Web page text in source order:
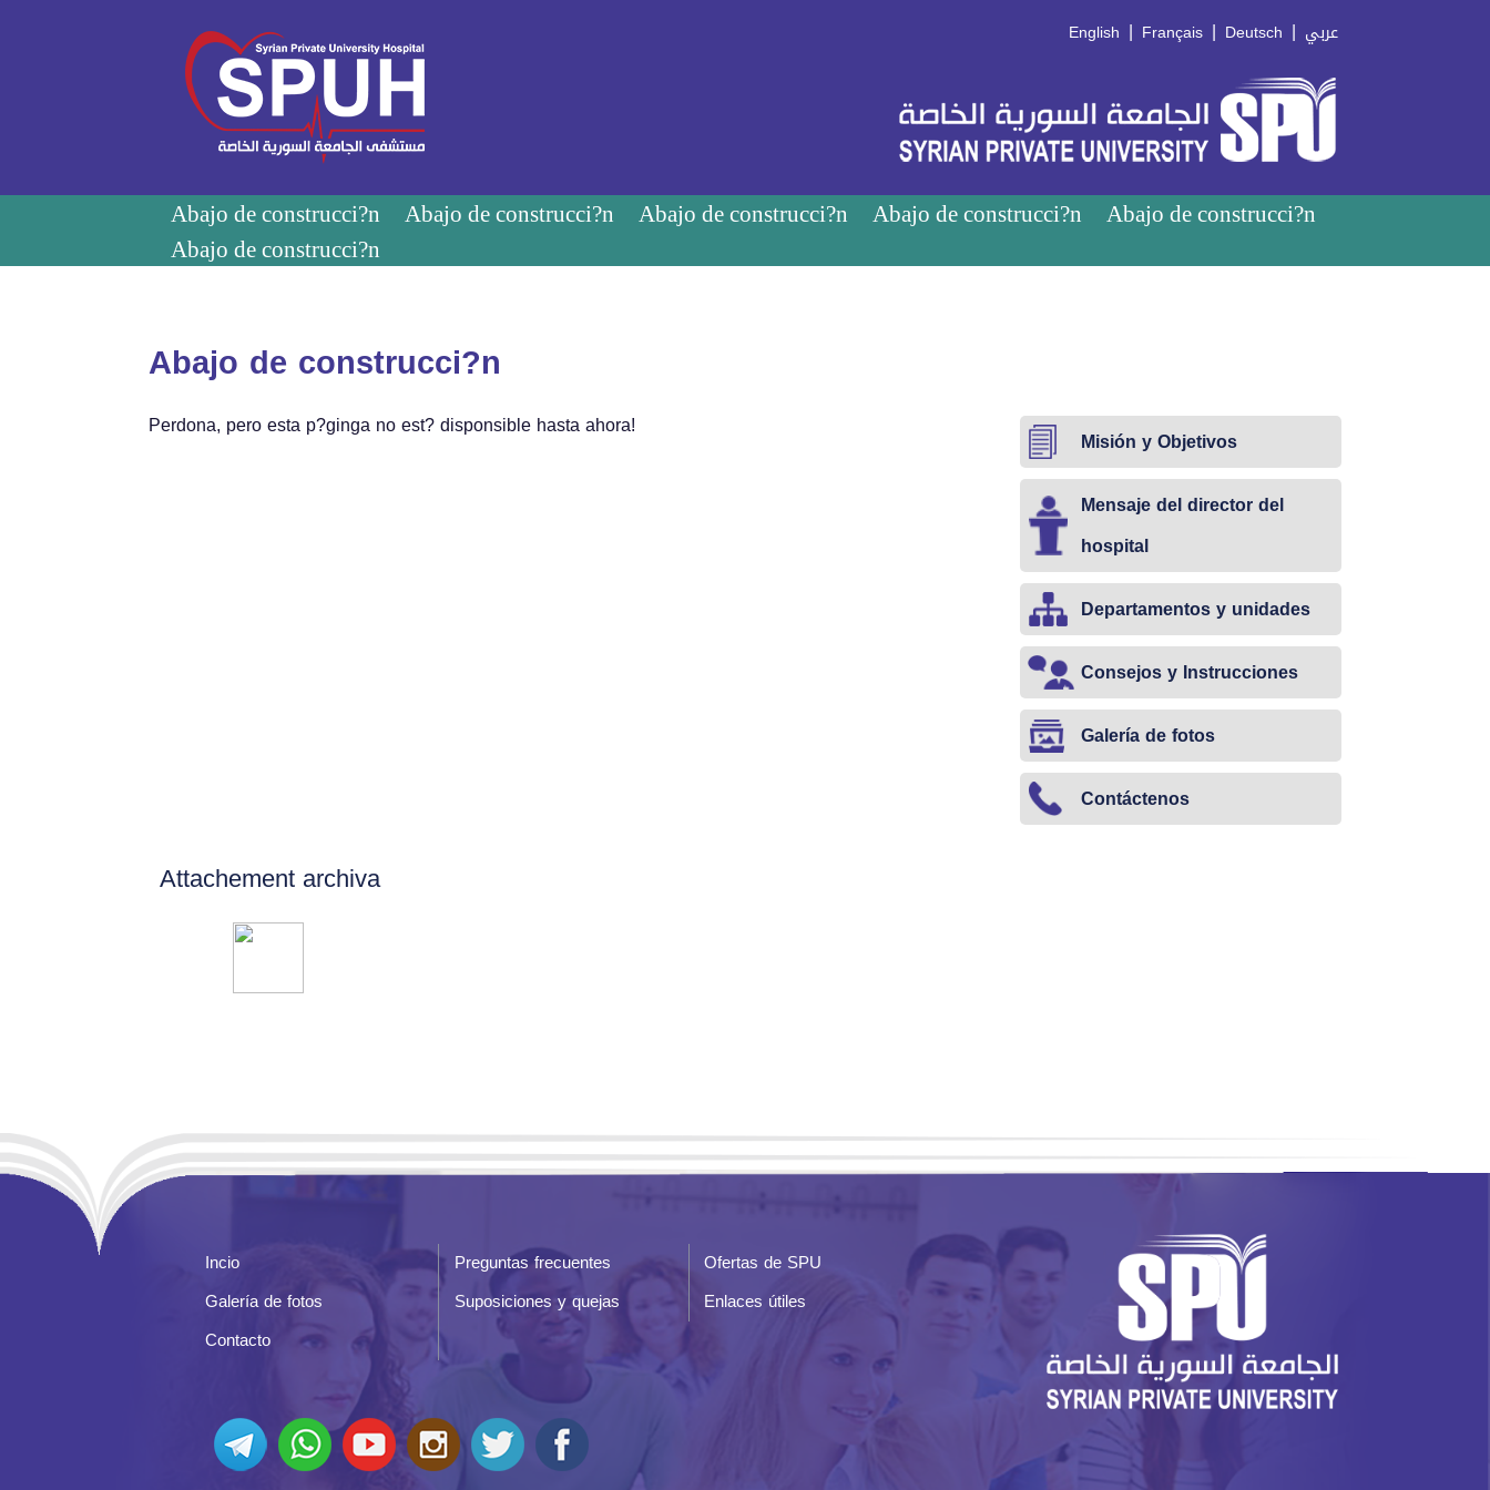
English | Français | Deutsch | عربي
Abajo de construcci?n Abajo de construcci?n Abajo de construcci?n Abajo de construcci?n
Abajo de construcci?n
Abajo de construcci?n
Abajo de construcci?n
Misión y Objetivos
Mensaje del director del
hospital
Departamentos y unidades
Consejos y Instrucciones
Galería de fotos
Contáctenos
Perdona, pero esta p?ginga no est? disponsible hasta ahora!
Attachement archiva
Incio Preguntas frecuentes
Ofertas de SPU
Galería de fotos
Suposiciones y quejas
Enlaces útiles
Contacto